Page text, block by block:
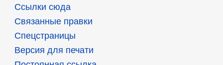
Ссылки сюда
Связанные правки
Спецстраницы
Версия для печати